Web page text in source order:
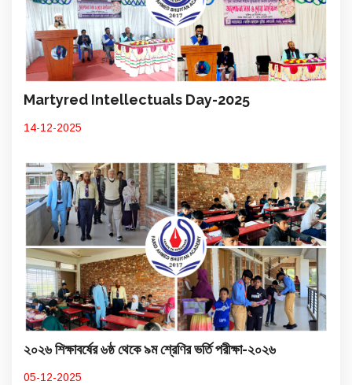
Martyred Intellectuals Day-2025
14-12-2025
২০২৬ শিক্ষাবর্ষের ৬ষ্ঠ থেকে ৯ম শ্রেণির ভর্তি পরীক্ষা-২০২৬
05-12-2025